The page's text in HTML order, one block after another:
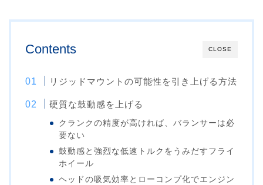
CLOSE
Contents
リジッドマウントの可能性を引き上げる方法
硬質な鼓動感を上げる
クランクの精度が高ければ、バランサーは必
要ない
鼓動感と強烈な低速トルクをうみだすフライ
ホイール
ヘッドの吸気効率とローコンプ化でエンジン